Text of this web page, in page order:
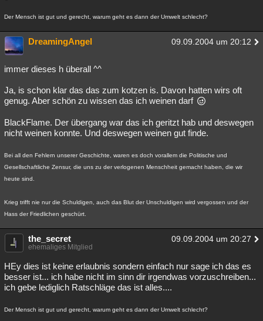
Der Mensch ist gut und gerecht, warum geht es dann der Umwelt schlecht?
DreamingAngel 09.09.2004 um 20:12
immer dieses h überall ^^
Ja, is schon klar das das zum kotzen is. Davon hatten wirs oft
genug. Aber schön zu wissen das ich weinen darf
BlackFlame. Der übergang war das ich geritzt hab und deswegen
nicht weinen konnte. Und deswegen weinen gut finde.
Bei all den Fehlern unserer Geschichte, waren es doch vorallem die Politische und
Gesellschaftliche Zensur, die uns zu der verlogenen Menschheit gemacht haben, die wir
heute sind.
Krieg trifft nie nur die Schuldigen, auch das Blut der Unschuldigen wird vergossen und der
Hass der Friedlichen geschürt.
the_secret 09.09.2004 um 20:27
ehemaliges Mitglied
HEy dies ist keine erlaubnis sondern einfach nur sage ich das es
besser ist... ich habe nicht im sinn dir irgendwas vorzuschreiben...
ich gebe lediglich Ratschläge das ist alles....
Der Mensch ist gut und gerecht, warum geht es dann der Umwelt schlecht?